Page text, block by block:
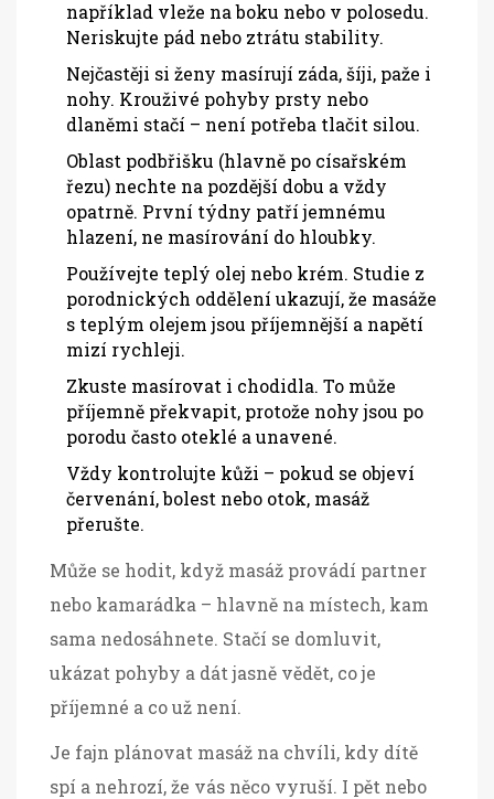
například vleže na boku nebo v polosedu.
Neriskujte pád nebo ztrátu stability.
Nejčastěji si ženy masírují záda, šíji, paže i
nohy. Krouživé pohyby prsty nebo
dlaněmi stačí – není potřeba tlačit silou.
Oblast podbřišku (hlavně po císařském
řezu) nechte na pozdější dobu a vždy
opatrně. První týdny patří jemnému
hlazení, ne masírování do hloubky.
Používejte teplý olej nebo krém. Studie z
porodnických oddělení ukazují, že masáže
s teplým olejem jsou příjemnější a napětí
mizí rychleji.
Zkuste masírovat i chodidla. To může
příjemně překvapit, protože nohy jsou po
porodu často oteklé a unavené.
Vždy kontrolujte kůži – pokud se objeví
červenání, bolest nebo otok, masáž
přerušte.
Může se hodit, když masáž provádí partner
nebo kamarádka – hlavně na místech, kam
sama nedosáhnete. Stačí se domluvit,
ukázat pohyby a dát jasně vědět, co je
příjemné a co už není.
Je fajn plánovat masáž na chvíli, kdy dítě
spí a nehrozí, že vás něco vyruší. I pět nebo